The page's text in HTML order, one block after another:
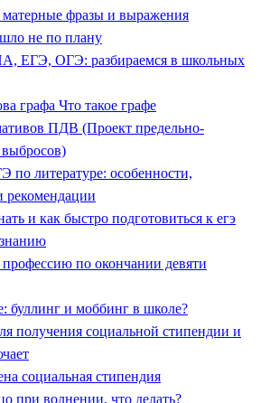
фразы и выражения
не по плану
ЕГЭ, ОГЭ: разбираемся в школьных
графа Что такое графе
ПДВ (Проект предельно-
по литературе: особенности,
рекомендации
и как быстро подготовиться к егэ
по окончании девяти
буллинг и моббинг в школе?
получения социальной стипендии и
социальная стипендия
при волнении, что делать?